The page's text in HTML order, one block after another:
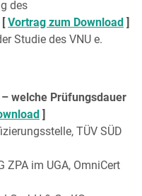
des
[Vortrag zum Download ]
Studie des VNU e.
welche Prüfungsdauer
]
TÜV SÜD
ZPA im UGA, OmniCert